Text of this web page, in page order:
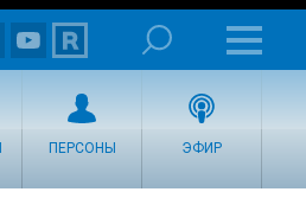
ПЕРСОНЫ ЭФИР